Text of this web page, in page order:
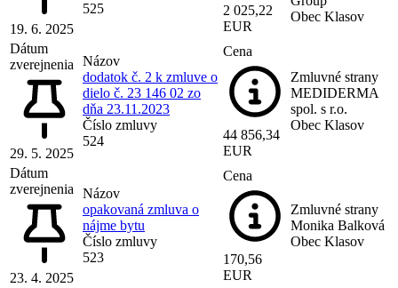
19. 6. 2025
525
2 025,22
EUR
Obec Klasov
Dátum
zverejnenia
29. 5. 2025
Názov
dodatok č. 2 k zmluve o
dielo č. 23 146 02 zo
dňa 23.11.2023
Číslo zmluvy
524
Cena
44 856,34
EUR
Zmluvné strany
MEDIDERMA
spol. s r.o.
Obec Klasov
Dátum
zverejnenia
23. 4. 2025
Názov
opakovaná zmluva o
nájme bytu
Číslo zmluvy
523
Cena
170,56
EUR
Zmluvné strany
Monika Balková
Obec Klasov